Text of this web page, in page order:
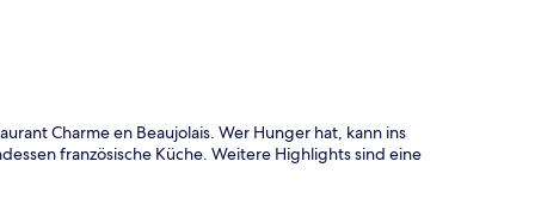
Charme en Beaujolais. Wer Hunger hat, kann ins
französische Küche. Weitere Highlights sind eine